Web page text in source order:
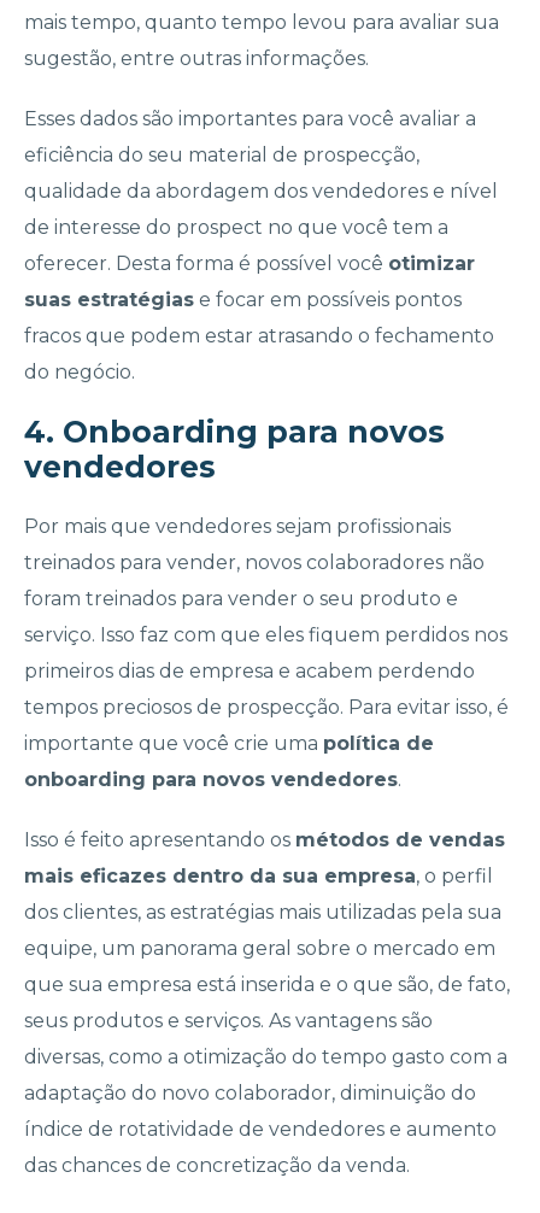
mais tempo, quanto tempo levou para avaliar sua
sugestão, entre outras informações.
Esses dados são importantes para você avaliar a
eficiência do seu material de prospecção,
qualidade da abordagem dos vendedores e nível
de interesse do prospect no que você tem a
oferecer. Desta forma é possível você otimizar
suas estratégias e focar em possíveis pontos
fracos que podem estar atrasando o fechamento
do negócio.
4. Onboarding para novos
vendedores
Por mais que vendedores sejam profissionais
treinados para vender, novos colaboradores não
foram treinados para vender o seu produto e
serviço. Isso faz com que eles fiquem perdidos nos
primeiros dias de empresa e acabem perdendo
tempos preciosos de prospecção. Para evitar isso, é
importante que você crie uma política de
onboarding para novos vendedores.
Isso é feito apresentando os métodos de vendas
mais eficazes dentro da sua empresa, o perfil
dos clientes, as estratégias mais utilizadas pela sua
equipe, um panorama geral sobre o mercado em
que sua empresa está inserida e o que são, de fato,
seus produtos e serviços. As vantagens são
diversas, como a otimização do tempo gasto com a
adaptação do novo colaborador, diminuição do
índice de rotatividade de vendedores e aumento
das chances de concretização da venda.